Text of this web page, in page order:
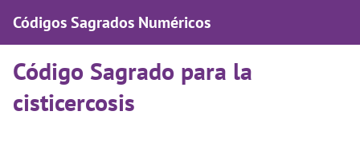
Códigos Sagrados Numéricos
Código Sagrado para la
cisticercosis